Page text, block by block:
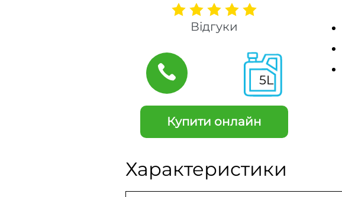
Відгуки
5L
Купити онлайн
Характеристики